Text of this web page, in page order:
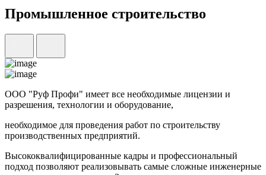
Промышленное строительство
ООО "Руф Профи" имеет все необходимые лицензии и
разрешения, технологии и оборудование,
необходимое для проведения работ по строительству
производственных предприятий.
Высококвалифицированные кадры и профессиональный
подход позволяют реализовывать самые сложные инженерные